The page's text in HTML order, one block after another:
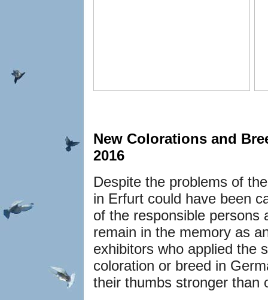
New Colorations and
2016
Despite the problems of
in Erfurt could have been
of the responsible persons
remain in the memory as
exhibitors who applied the
coloration or breed in
their thumbs stronger than